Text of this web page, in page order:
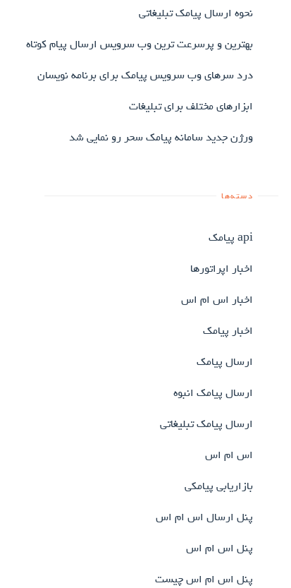
نحوه ارسال پیامک تبلیغاتی
بهترین و پرسرعت ترین وب سرویس ارسال پیام کوتاه
درد سرهای وب سرویس پیامک برای برنامه نویسان
ابزارهای مختلف برای تبلیغات
ورژن جدید سامانه پیامک سحر رو نمایی شد
دسته‌ها
api پیامک
اخبار اپراتورها
اخبار اس ام اس
اخبار پیامک
ارسال پیامک
ارسال پیامک انبوه
ارسال پیامک تبلیغاتی
اس ام اس
بازاریابی پیامکی
پنل ارسال اس ام اس
پنل اس ام اس
پنل اس ام اس چیست